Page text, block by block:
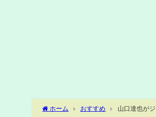
ホーム おすすめ 山口達也が